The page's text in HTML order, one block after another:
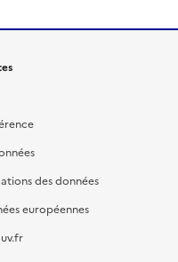
des données
européennes